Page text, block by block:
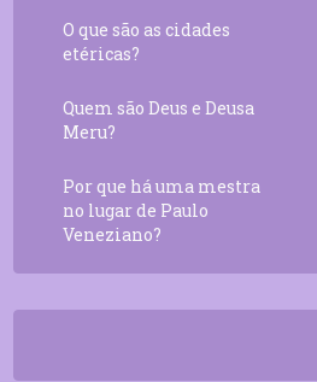
O que são as cidades
etéricas?
Quem são Deus e Deusa
Meru?
Por que há uma mestra
no lugar de Paulo
Veneziano?